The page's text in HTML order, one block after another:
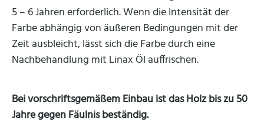
5 – 6 Jahren erforderlich. Wenn die Intensität der
Farbe abhängig von äußeren Bedingungen mit der
Zeit ausbleicht, lässt sich die Farbe durch eine
Nachbehandlung mit Linax Öl auffrischen.
Bei vorschriftsgemäßem Einbau ist das Holz bis zu 50
Jahre gegen Fäulnis beständig.